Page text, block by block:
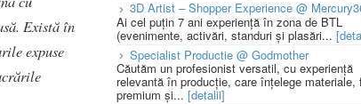
Există în
expuse
3D Artist – Shopper Experience @
Ai cel puțin 7 ani experiență în zona de BTL
(evenimente, activări, standuri și plasări...
Specialist Productie @ Godmother
Căutăm un profesionist versatil, cu experiență
relevantă în producție, care înțelege materiale,
premium și... [detalii]